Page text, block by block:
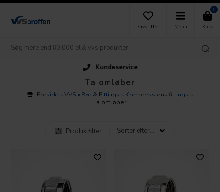
Favoritter Menu
0
Kurv
Kundeservice
Ta omløber
Forside »VVS » Rør & Fittings » Kompressions fittings »
Ta omløber
Produktfilter